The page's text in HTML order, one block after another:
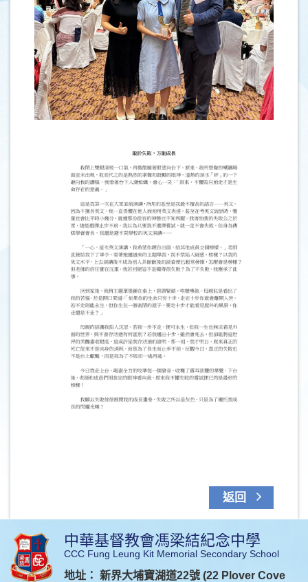
返回
中華基督教會馮梁結紀念中學
CCC Fung Leung Kit Memorial Secondary School
地址： 新界大埔寶湖道22號 (22 Plover Cove